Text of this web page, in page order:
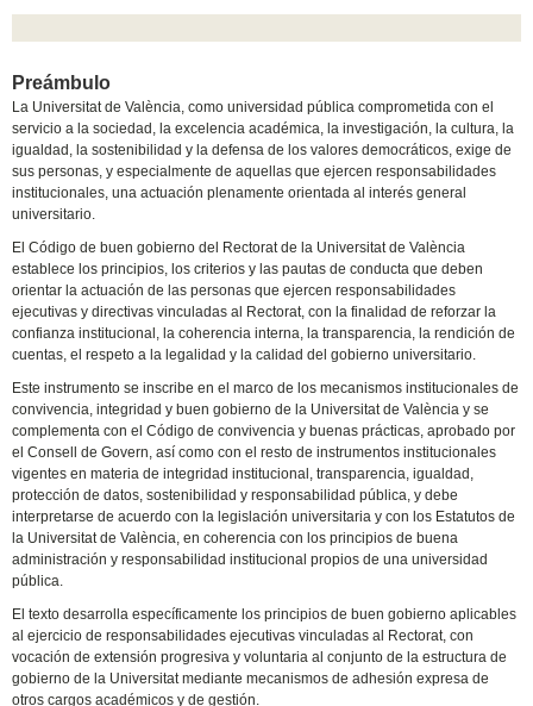
Preámbulo
La Universitat de València, como universidad pública comprometida con el
servicio a la sociedad, la excelencia académica, la investigación, la cultura, la
igualdad, la sostenibilidad y la defensa de los valores democráticos, exige de
sus personas, y especialmente de aquellas que ejercen responsabilidades
institucionales, una actuación plenamente orientada al interés general
universitario.
El Código de buen gobierno del Rectorat de la Universitat de València
establece los principios, los criterios y las pautas de conducta que deben
orientar la actuación de las personas que ejercen responsabilidades
ejecutivas y directivas vinculadas al Rectorat, con la finalidad de reforzar la
confianza institucional, la coherencia interna, la transparencia, la rendición de
cuentas, el respeto a la legalidad y la calidad del gobierno universitario.
Este instrumento se inscribe en el marco de los mecanismos institucionales de
convivencia, integridad y buen gobierno de la Universitat de València y se
complementa con el Código de convivencia y buenas prácticas, aprobado por
el Consell de Govern, así como con el resto de instrumentos institucionales
vigentes en materia de integridad institucional, transparencia, igualdad,
protección de datos, sostenibilidad y responsabilidad pública, y debe
interpretarse de acuerdo con la legislación universitaria y con los Estatutos de
la Universitat de València, en coherencia con los principios de buena
administración y responsabilidad institucional propios de una universidad
pública.
El texto desarrolla específicamente los principios de buen gobierno aplicables
al ejercicio de responsabilidades ejecutivas vinculadas al Rectorat, con
vocación de extensión progresiva y voluntaria al conjunto de la estructura de
gobierno de la Universitat mediante mecanismos de adhesión expresa de
otros cargos académicos y de gestión.